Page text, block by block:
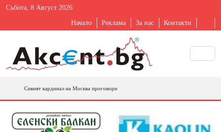
Събота, 8 Август 2026
Начало Реклама За нас Контакти
Сивият кардинал на Москва проговори